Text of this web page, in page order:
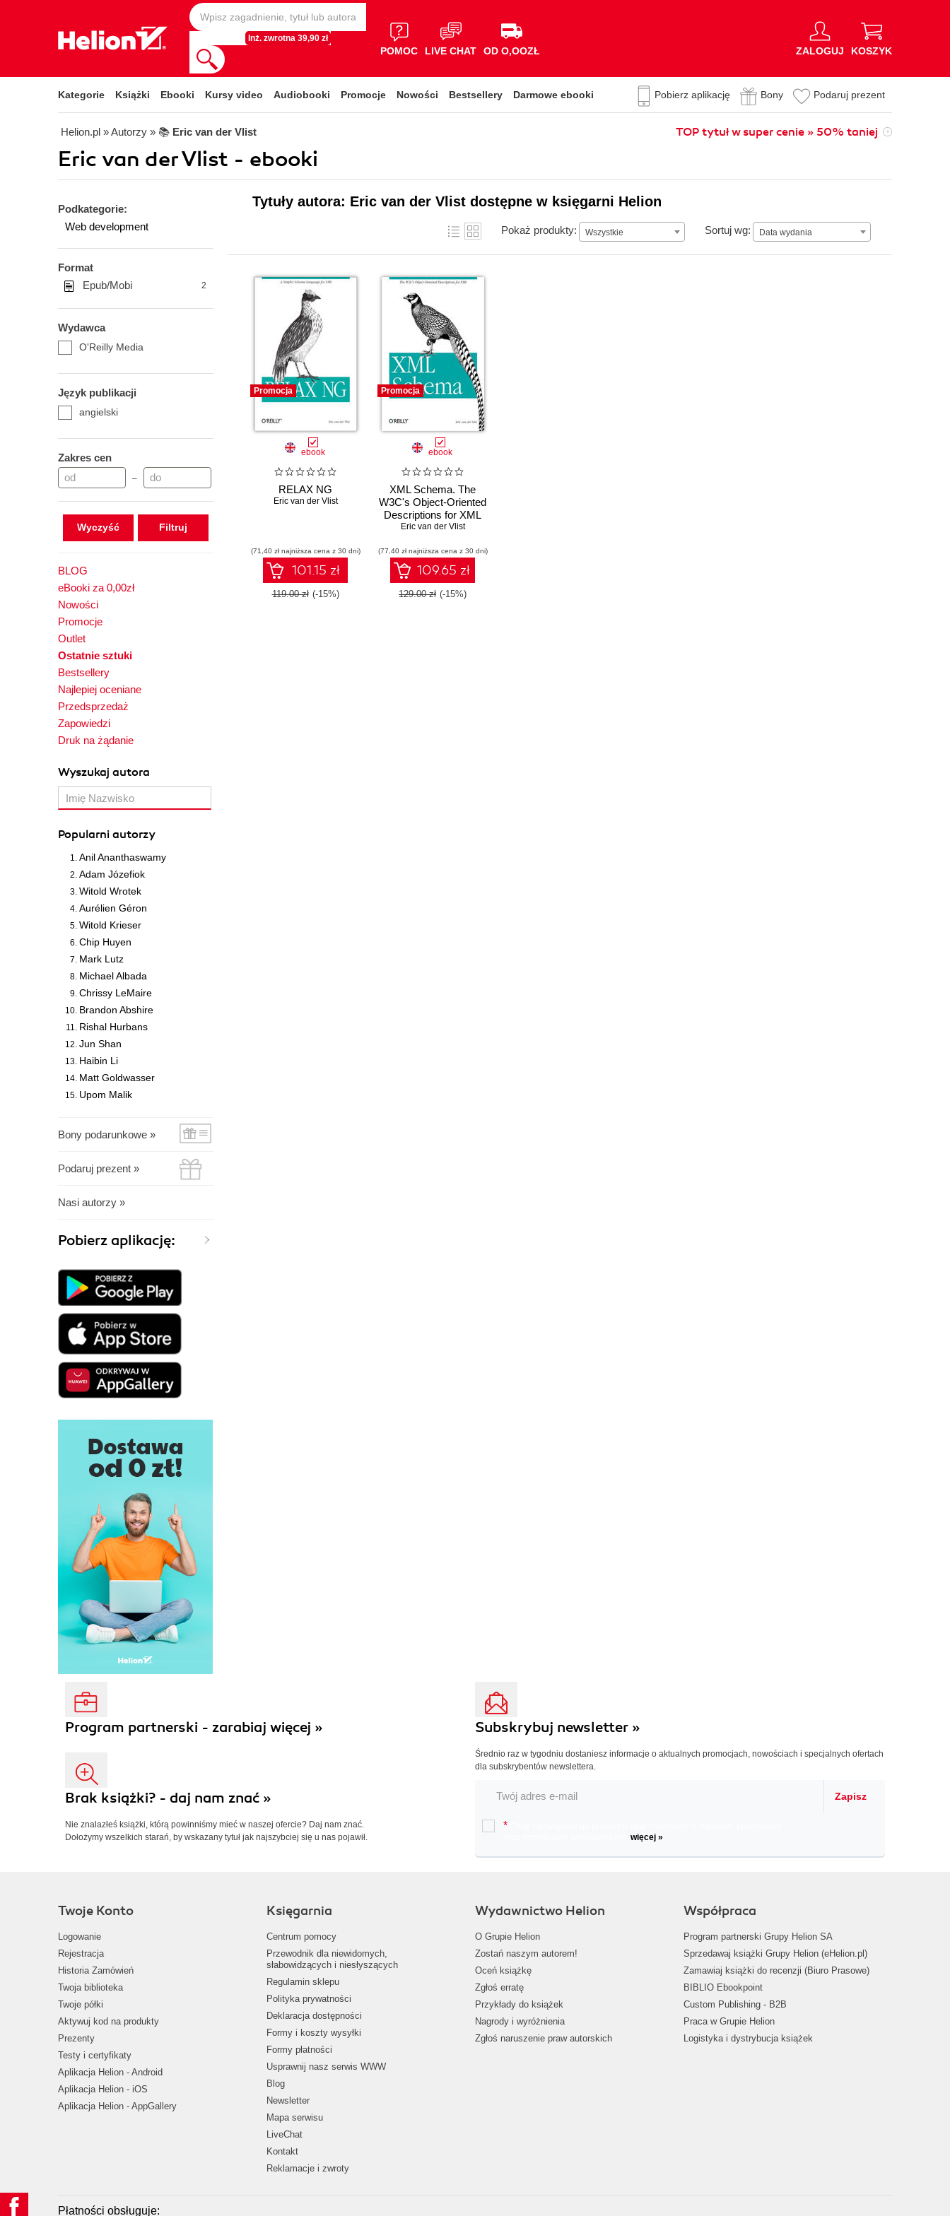
Inż. zwrotna 39,90 zł
POMOC LIVE CHAT OD O,OOZŁ ZALOGUJ KOSZYK
Kategorie Książki Ebooki Kursy video Audiobooki Promocje Nowości Bestsellery Darmowe ebooki Pobierz aplikację Bony Podaruj prezent
Helion.pl » Autorzy » 📚 Eric van der Vlist TOP tytuł w super cenie » 50% taniej
Eric van der Vlist - ebooki
Podkategorie:
Web development
Format
Epub/Mobi
2
Wydawca
O'Reilly Media
Język publikacji
angielski
Zakres cen
–
Wyczyść
BLOG
eBooki za 0,00zł
Nowości
Promocje
Outlet
Ostatnie sztuki
Bestsellery
Najlepiej oceniane
Przedsprzedaż
Zapowiedzi
Druk na żądanie
Wyszukaj autora
Popularni autorzy
Anil Ananthaswamy
Adam Józefiok
Witold Wrotek
Aurélien Géron
Witold Krieser
Chip Huyen
Mark Lutz
Michael Albada
Chrissy LeMaire
Brandon Abshire
Rishal Hurbans
Jun Shan
Haibin Li
Matt Goldwasser
Upom Malik
Bony podarunkowe »
Podaruj prezent »
Nasi autorzy »
Pobierz aplikację:
Tytuły autora: Eric van der Vlist dostępne w księgarni Helion
Pokaż produkty: Wszystkie Sortuj wg: Data wydania
Data wydania
Promocja
ebook
RELAX NG
Eric van der Vlist
(71,40 zł najniższa cena z 30 dni)
101.15 zł
119.00 zł (-15%)
Promocja
ebook
XML Schema. The
W3C's Object-Oriented
Descriptions for XML
Eric van der Vlist
(77,40 zł najniższa cena z 30 dni)
109.65 zł
129.00 zł (-15%)
Program partnerski - zarabiaj więcej »
Brak książki? - daj nam znać »
Nie znalazłeś książki, którą powinniśmy mieć w naszej ofercie? Daj nam znać.
Dołożymy wszelkich starań, by wskazany tytuł jak najszybciej się u nas pojawił.
Subskrybuj newsletter »
Średnio raz w tygodniu dostaniesz informacje o aktualnych promocjach, nowościach i specjalnych ofertach
dla subskrybentów newslettera.
Zapisz
*
więcej »
Twoje Konto
Logowanie
Rejestracja
Historia Zamówień
Twoja biblioteka
Twoje półki
Aktywuj kod na produkty
Prezenty
Testy i certyfikaty
Aplikacja Helion - Android
Aplikacja Helion - iOS
Aplikacja Helion - AppGallery
Księgarnia
Centrum pomocy
Przewodnik dla niewidomych,
słabowidzących i niesłyszących
Regulamin sklepu
Polityka prywatności
Deklaracja dostępności
Formy i koszty wysyłki
Formy płatności
Usprawnij nasz serwis WWW
Blog
Newsletter
Mapa serwisu
LiveChat
Kontakt
Reklamacje i zwroty
Wydawnictwo Helion
O Grupie Helion
Zostań naszym autorem!
Oceń książkę
Zgłoś erratę
Przykłady do książek
Nagrody i wyróżnienia
Zgłoś naruszenie praw autorskich
Współpraca
Program partnerski Grupy Helion SA
Sprzedawaj książki Grupy Helion (eHelion.pl)
Zamawiaj książki do recenzji (Biuro Prasowe)
BIBLIO Ebookpoint
Custom Publishing - B2B
Praca w Grupie Helion
Logistyka i dystrybucja książek
Płatności obsługuje: